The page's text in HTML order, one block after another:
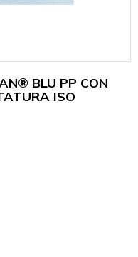
BLU PP CON
ISO